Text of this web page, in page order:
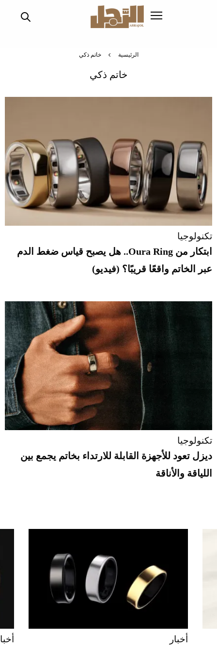
الرئيسية خاتم ذكي
خاتم ذكي
تكنولوجيا
ابتكار من Oura Ring.. هل يصبح قياس ضغط الدم
عبر الخاتم واقعًا قريبًا؟ (فيديو)
تكنولوجيا
ديزل تعود للأجهزة القابلة للارتداء بخاتم يجمع بين
اللياقة والأناقة
أخبار